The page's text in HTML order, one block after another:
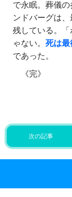
で永眠。葬儀
ンドバーグは
残している。
ゃない。 死は最
であった。
《完》
次の記事